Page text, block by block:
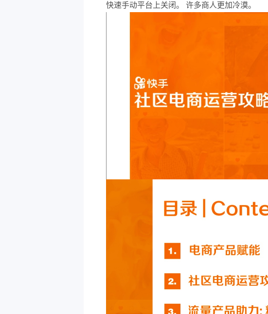
快速手动平台上关闭。 许多商人更加冷漠。